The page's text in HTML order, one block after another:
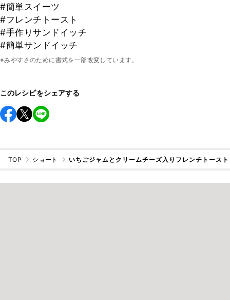
#簡単スイーツ
#フレンチトースト
#手作りサンドイッチ
#簡単サンドイッチ
※みやすさのために書式を一部改変しています。
このレシピをシェアする
TOP ショート いちごジャムとクリームチーズ入りフレンチトースト